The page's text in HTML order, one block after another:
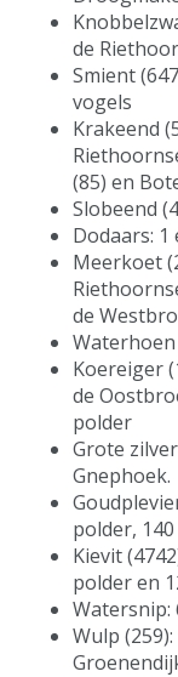
de
Smient
vogels
Krakeend
(85) en
Slobeend
Dodaars: 1
Meerkoet
de
Waterhoen
Koereiger
de
polder
Grote
Gnephoek.
polder,
Kievit
polder en
Watersnip:
Wulp